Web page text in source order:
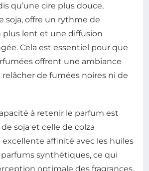
qu’une cire plus douce,
soja, offre un rythme de
lent et une diffusion
Cela est essentiel pour que
offrent une ambiance
de fumées noires ni de
à retenir le parfum est
soja et celle de colza
affinité avec les huiles
synthétiques, ce qui
optimale des fragrances.